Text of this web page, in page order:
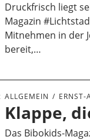
Druckfrisch liegt
Magazin
Mitnehmen in der
bereit,…
ALLGEMEIN ERNST-
Klappe,
Das Bibokids-